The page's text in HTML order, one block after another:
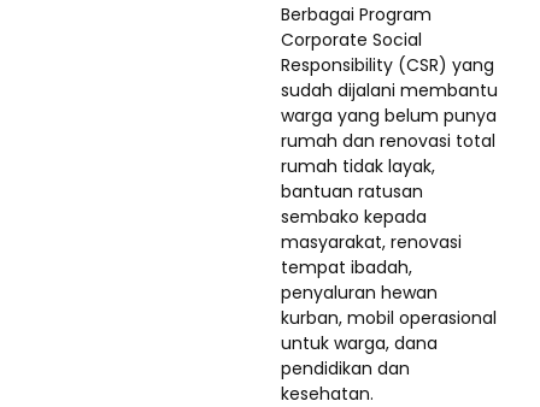
Berbagai Program
Corporate Social
Responsibility (CSR) yang
sudah dijalani membantu
warga yang belum punya
rumah dan renovasi total
rumah tidak layak,
bantuan ratusan
sembako kepada
masyarakat, renovasi
tempat ibadah,
penyaluran hewan
kurban, mobil operasional
untuk warga, dana
pendidikan dan
kesehatan.